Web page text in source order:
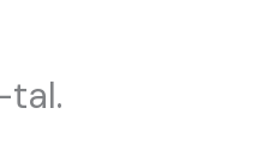
tal.